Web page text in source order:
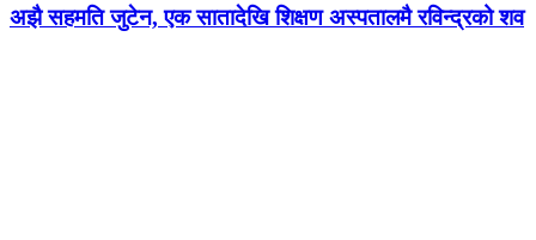
अझै सहमति जुटेन, एक सातादेखि शिक्षण अस्पतालमै रविन्द्रको शव